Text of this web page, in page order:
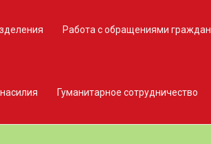
Работа с обращениями граждан
Гуманитарное сотрудничество